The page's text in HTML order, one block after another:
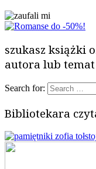
szukasz książki
autora lub temat
Search for:
Bibliotekara